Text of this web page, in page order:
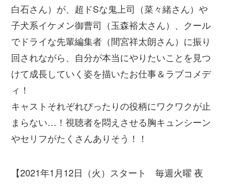
白石さん）が、超ドSな鬼上司（菜々緒さん）や
子犬系イケメン御曹司（玉森裕太さん）、クール
でドライな先輩編集者（間宮祥太朗さん）に振り
回されながら、自分が本当にやりたいことを見つ
けて成長していく姿を描いたお仕事＆ラブコメデ
ィ！
キャストそれぞれぴったりの役柄にワクワクが止
まらない…！視聴者を悶えさせる胸キュンシーン
やセリフがたくさんありそう！！
【2021年1月12日（火）スタート 毎週火曜 夜